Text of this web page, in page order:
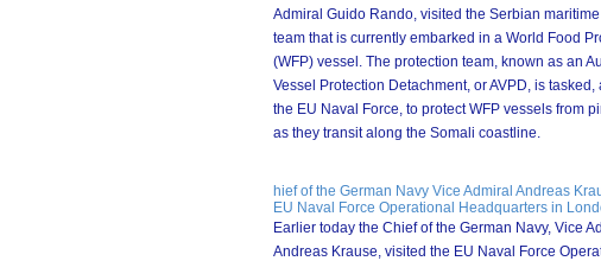
Admiral Guido Rando, visited the Serbian
team that is currently embarked in a World Food
(WFP) vessel. The protection team, known as an
Vessel Protection Detachment, or AVPD, is tasked,
the EU Naval Force, to protect WFP vessels from
as they transit along the Somali coastline.
hief of the German Navy Vice Admiral Andreas
EU Naval Force Operational Headquarters in
Earlier today the Chief of the German Navy, Vice
Andreas Krause, visited the EU Naval Force